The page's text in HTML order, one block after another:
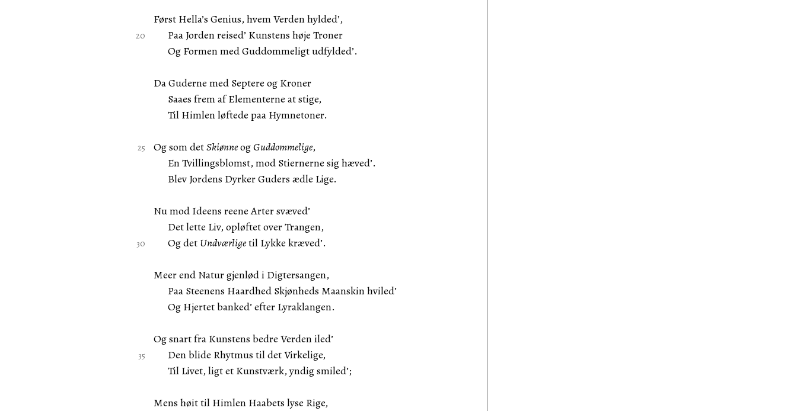
Først Hella’s Genius, hvem Verden hylded’,
Paa Jorden reised’ Kunstens høje Troner
Og Formen med Guddommeligt udfylded’.
Da Guderne med Septere og Kroner
Saaes frem af Elementerne at stige,
Til Himlen løftede paa Hymnetoner.
Og som detSkiønneogGuddommelige,
En Tvillingsblomst, mod Stiernerne sig hæved’.
Blev Jordens Dyrker Guders ædle Lige.
Nu mod Ideens reene Arter svæved’
Det lette Liv, opløftet over Trangen,
Og det Undværligetil Lykke kræved’.
Meer end Natur gjenlød i Digtersangen,
Paa Steenens Haardhed Skjønheds Maanskin hviled’
Og Hjertet banked’ efter Lyraklangen.
Og snart fra Kunstens bedre Verden iled’
Den blide Rhytmus til det Virkelige,
Til Livet, ligt et Kunstværk, yndig smiled’;
Mens høit til Himlen Haabets lyse Rige,